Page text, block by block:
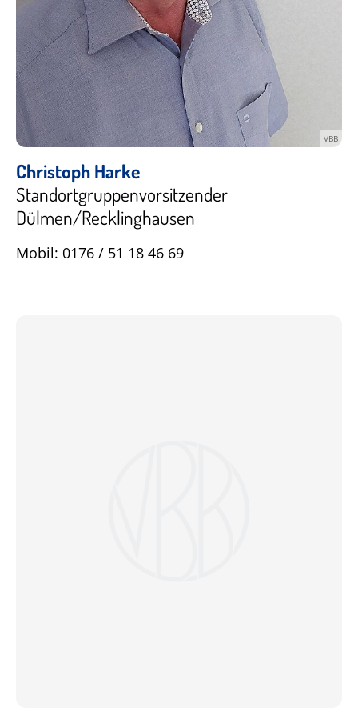
VBB
Christoph Harke
Standortgruppenvorsitzender
Dülmen/Recklinghausen
Mobil: 0176 / 51 18 46 69